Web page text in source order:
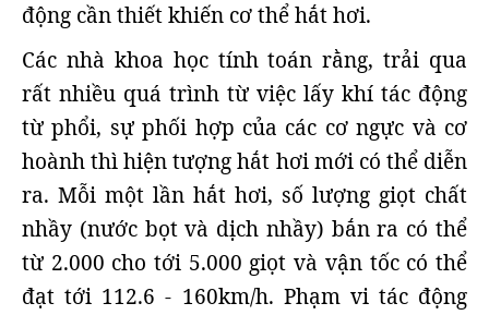
động cần thiết khiến cơ thể hắt hơi.
Các nhà khoa học tính toán rằng, trải qua
rất nhiều quá trình từ việc lấy khí tác động
từ phổi, sự phối hợp của các cơ ngực và cơ
hoành thì hiện tượng hắt hơi mới có thể diễn
ra. Mỗi một lần hắt hơi, số lượng giọt chất
nhầy (nước bọt và dịch nhầy) bắn ra có thể
từ 2.000 cho tới 5.000 giọt và vận tốc có thể
đạt tới 112.6 - 160km/h. Phạm vi tác động